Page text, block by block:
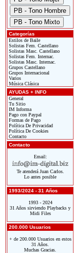
Categorías
Estilos de Baile
Solistas Fem. Castellano
Solistas Masc. Castellano
Solistas Fem. Internac.
Solistas Masc. Internac.
Grupos Castellano
Grupos Internacional
Varios
Música Clásica
AYUDAS + INFO
General
Tu Sitio
IM Informa
Pago con Paypal
Formas de Pago
Política De Privacidad
Política De Cookies
Contacto
Contacto
Email:
Te atenderá Juan Carlos.
Lo antes posible
1993/2024 - 31 Años
1993 - 2024
31 Años sirviendo Playbacks y
Midi Files
200.000 Usuarios
+ de 200.000 Usuarios en estos
31 Años.
Muchas Gracias.